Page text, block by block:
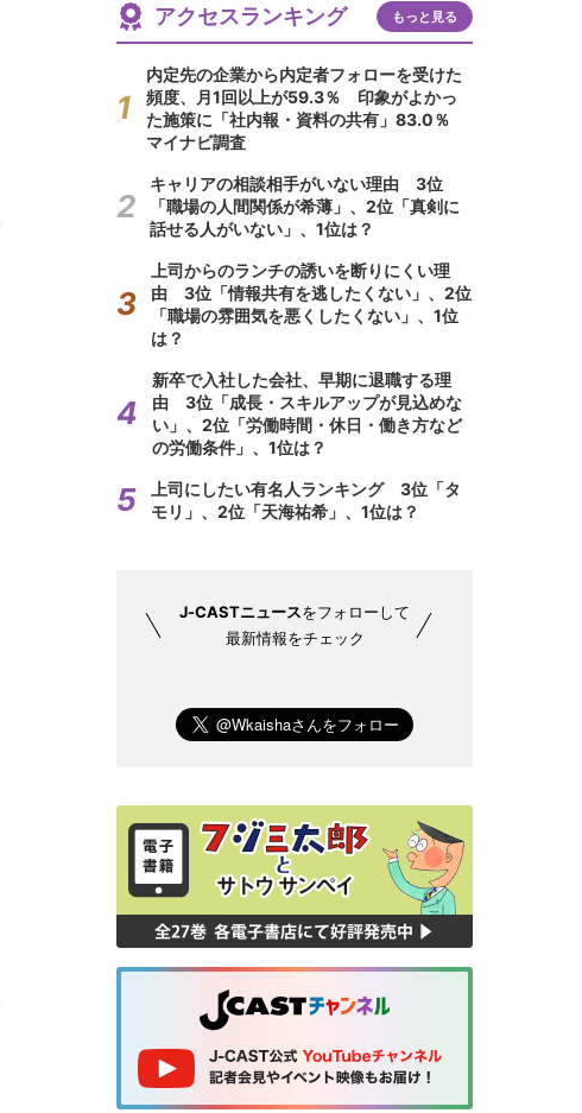
アクセスランキング もっと見る
内定先の企業から内定者フォローを受けた
頻度、月1回以上が59.3％ 印象がよかっ
た施策に「社内報・資料の共有」83.0％
マイナビ調査
キャリアの相談相手がいない理由 3位
「職場の人間関係が希薄」、2位「真剣に
話せる人がいない」、1位は？
上司からのランチの誘いを断りにくい理
由 3位「情報共有を逃したくない」、2位
「職場の雰囲気を悪くしたくない」、1位
は？
新卒で入社した会社、早期に退職する理
由 3位「成長・スキルアップが見込めな
い」、2位「労働時間・休日・働き方など
の労働条件」、1位は？
上司にしたい有名人ランキング 3位「タ
モリ」、2位「天海祐希」、1位は？
J-CASTニュースをフォローして
最新情報をチェック